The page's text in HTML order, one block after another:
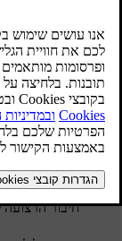
מעודכן 30.03.2026
ניתן להשתמש
עיגון אחרות כדי
חיבור הרצועה